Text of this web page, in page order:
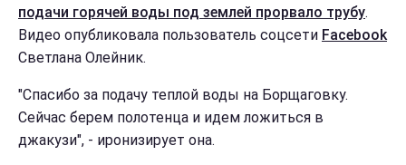
подачи горячей воды под землей прорвало трубу.
Видео опубликовала пользователь соцсети Facebook
Светлана Олейник.
"Спасибо за подачу теплой воды на Борщаговку.
Сейчас берем полотенца и идем ложиться в
джакузи", - иронизирует она.